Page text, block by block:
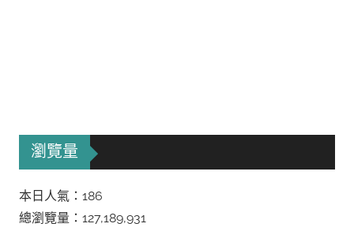
瀏覽量
本日人氣：186
總瀏覽量：127,189,931